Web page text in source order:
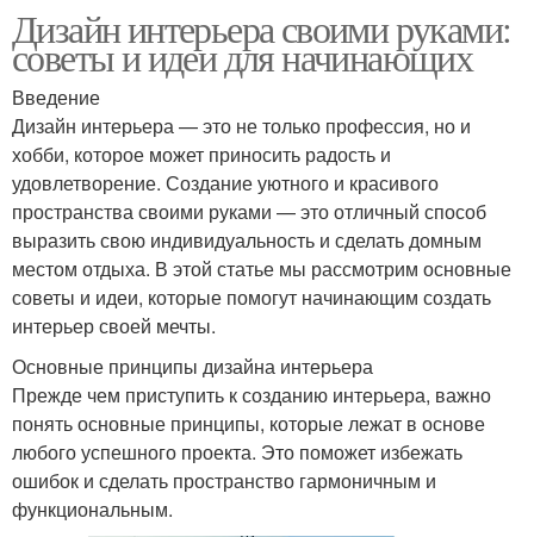
Дизайн интерьера своими руками:
советы и идеи для начинающих
Введение
Дизайн интерьера — это не только профессия, но и
хобби, которое может приносить радость и
удовлетворение. Создание уютного и красивого
пространства своими руками — это отличный способ
выразить свою индивидуальность и сделать домным
местом отдыха. В этой статье мы рассмотрим основные
советы и идеи, которые помогут начинающим создать
интерьер своей мечты.
Основные принципы дизайна интерьера
Прежде чем приступить к созданию интерьера, важно
понять основные принципы, которые лежат в основе
любого успешного проекта. Это поможет избежать
ошибок и сделать пространство гармоничным и
функциональным.